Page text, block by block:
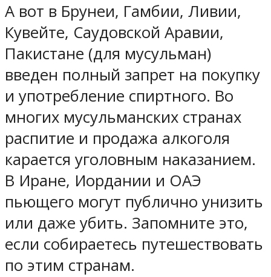
А вот в Брунеи, Гамбии, Ливии,
Кувейте, Саудовской Аравии,
Пакистане (для мусульман)
введен полный запрет на покупку
и употребление спиртного. Во
многих мусульманских странах
распитие и продажа алкоголя
карается уголовным наказанием.
В Иране, Иордании и ОАЭ
пьющего могут публично унизить
или даже убить. Запомните это,
если собираетесь путешествовать
по этим странам.